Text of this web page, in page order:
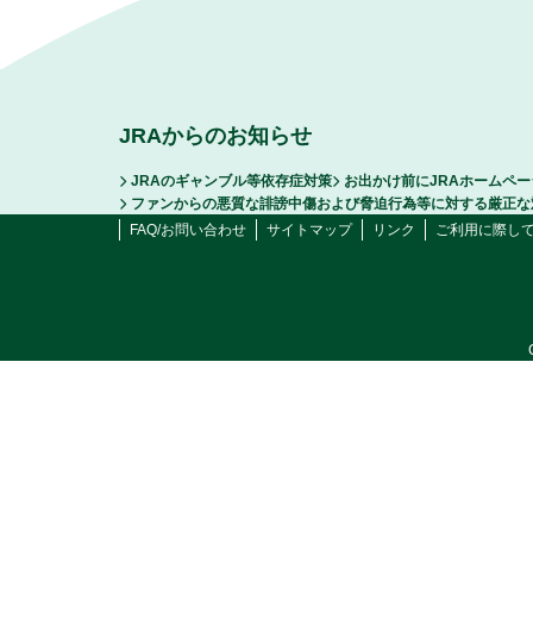
JRAからのお知らせ
JRAのギャンブル等依存症対策
お出かけ前にJRAホームペ
ファンからの悪質な誹謗中傷および脅迫行為等に対する厳正
FAQ/お問い合わせ
サイトマップ リンク ご利用に際し